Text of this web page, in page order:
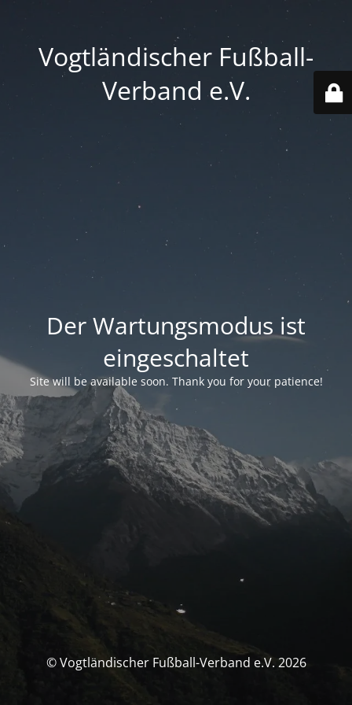
Vogtländischer Fußball-
Verband e.V.
Der Wartungsmodus ist
eingeschaltet
Site will be available soon. Thank you for your patience!
© Vogtländischer Fußball-Verband e.V. 2026